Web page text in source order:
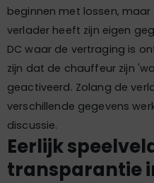
beginnen met lossen,
verlader heeft zijn eigen
DC waar de vertraging is
zijn dat de chauffeur zijn
geactiveerd. Zolang de
verschillende gegevens
discussie.
Eerlijk
transparantie